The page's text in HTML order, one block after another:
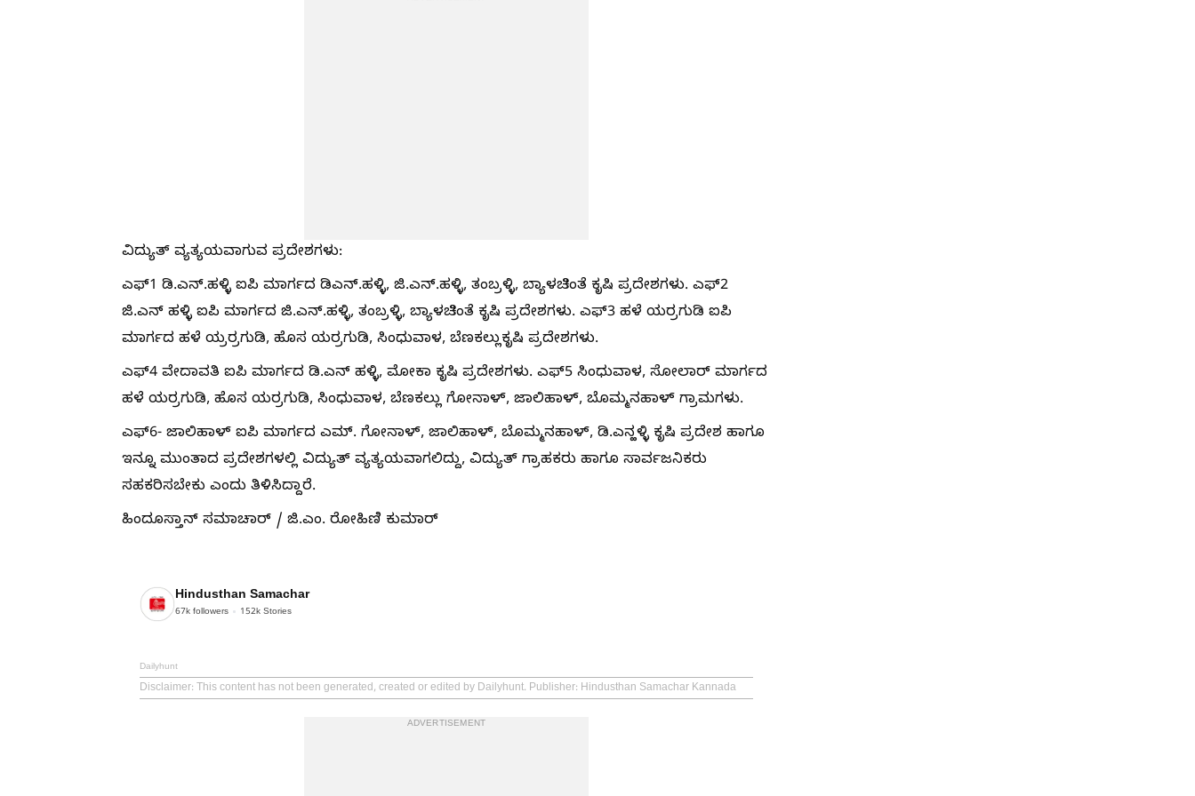
ವಿದ್ಯುತ್ ವ್ಯತ್ಯಯವಾಗುವ ಪ್ರದೇಶಗಳು:
ಎಫ್1 ಡಿ.ಎನ್.ಹಳ್ಳಿ ಐಪಿ ಮಾರ್ಗದ ಡಿಎನ್.ಹಳ್ಳಿ, ಜಿ.ಎನ್.ಹಳ್ಳಿ, ತಂಬ್ರಳ್ಳಿ, ಬ್ಯಾಳಚಿಂತೆ ಕೃಷಿ ಪ್ರದೇಶಗಳು. ಎಫ್2
ಜಿ.ಎನ್ ಹಳ್ಳಿ ಐಪಿ ಮಾರ್ಗದ ಜಿ.ಎನ್.ಹಳ್ಳಿ, ತಂಬ್ರಳ್ಳಿ, ಬ್ಯಾಳಚಿಂತೆ ಕೃಷಿ ಪ್ರದೇಶಗಳು. ಎಫ್3 ಹಳೆ ಯರ್ರಗುಡಿ ಐಪಿ
ಮಾರ್ಗದ ಹಳೆ ಯ್ರರ್ರಗುಡಿ, ಹೊಸ ಯರ್ರಗುಡಿ, ಸಿಂಧುವಾಳ, ಬೆಣಕಲ್ಲುಕೃಷಿ ಪ್ರದೇಶಗಳು.
ಎಫ್4 ವೇದಾವತಿ ಐಪಿ ಮಾರ್ಗದ ಡಿ.ಎನ್ ಹಳ್ಳಿ, ಮೋಕಾ ಕೃಷಿ ಪ್ರದೇಶಗಳು. ಎಫ್5 ಸಿಂಧುವಾಳ, ಸೋಲಾರ್ ಮಾರ್ಗದ
ಹಳೆ ಯರ್ರಗುಡಿ, ಹೊಸ ಯರ್ರಗುಡಿ, ಸಿಂಧುವಾಳ, ಬೆಣಕಲ್ಲು ಗೋನಾಳ್, ಜಾಲಿಹಾಳ್, ಬೊಮ್ಮನಹಾಳ್ ಗ್ರಾಮಗಳು.
ಎಫ್6- ಜಾಲಿಹಾಳ್ ಐಪಿ ಮಾರ್ಗದ ಎಮ್. ಗೋನಾಳ್, ಜಾಲಿಹಾಳ್, ಬೊಮ್ಮನಹಾಳ್, ಡಿ.ಎನ್ಹಳ್ಳಿ ಕೃಷಿ ಪ್ರದೇಶ ಹಾಗೂ
ಇನ್ನೂ ಮುಂತಾದ ಪ್ರದೇಶಗಳಲ್ಲಿ ವಿದ್ಯುತ್ ವ್ಯತ್ಯಯವಾಗಲಿದ್ದು, ವಿದ್ಯುತ್ ಗ್ರಾಹಕರು ಹಾಗೂ ಸಾರ್ವಜನಿಕರು
ಸಹಕರಿಸಬೇಕು ಎಂದು ತಿಳಿಸಿದ್ದಾರೆ.
ಹಿಂದೂಸ್ತಾನ್ ಸಮಾಚಾರ್ / ಜಿ.ಎಂ. ರೋಹಿಣಿ ಕುಮಾರ್
Hindusthan Samachar
67k followers 152k Stories
Dailyhunt
Disclaimer: This content has not been generated, created or edited by Dailyhunt. Publisher: Hindusthan Samachar Kannada
ADVERTISEMENT